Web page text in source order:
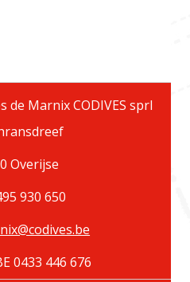
de Marnix CODIVES sprl
Overijse
930 650
0433 446 676